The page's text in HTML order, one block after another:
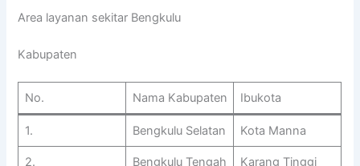
Area layanan sekitar Bengkulu
Kabupaten
No. Nama Kabupaten Ibukota
1. Bengkulu Selatan Kota Manna
2. Bengkulu Tengah Karang Tinggi